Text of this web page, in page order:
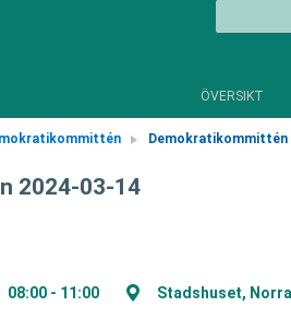
ÖVERSIKT
Demokratikommittén
2024-03-14
08:00 - 11:00 Stadshuset,